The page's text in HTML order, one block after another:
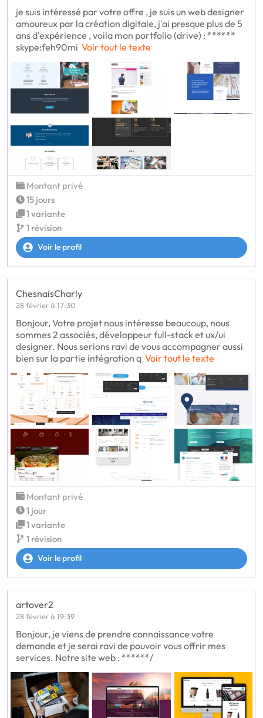
je suis intéressé par votre offre , je suis un web designer
amoureux par la création digitale, j'ai presque plus de 5
ans d'expérience , voila mon portfolio (drive) : ******
skype:feh90mi Voir tout le texte
Montant privé
15 jours
1 variante
1 révision
Voir le profil
ChesnaisCharly
28 février à 17:30
Bonjour, Votre projet nous intéresse beaucoup, nous
sommes 2 associés, développeur full-stack et ux/ui
designer. Nous serions ravi de vous accompagner aussi
bien sur la partie intégration q Voir tout le texte
Montant privé
1 jour
1 variante
1 révision
Voir le profil
artover2
28 février à 19:39
Bonjour, je viens de prendre connaissance votre
demande et je serai ravi de pouvoir vous offrir mes
services. Notre site web : ******/